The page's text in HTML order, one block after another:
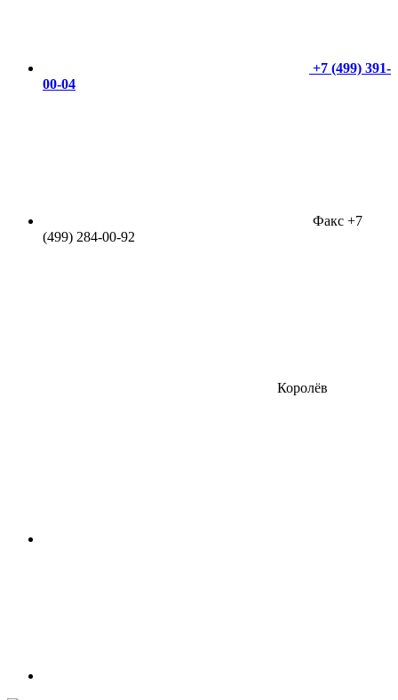
+7 (499) 391-
00-04
Факс +7
(499) 284-00-92
Королёв